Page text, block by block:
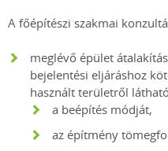
A főépítészi szakmai
meglévő épület
bejelentési eljáráshoz
használt területről
a beépítés módját,
az építmény